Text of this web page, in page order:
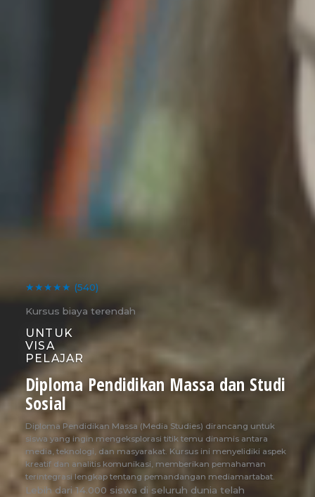
★★★★★ (540)
Kursus biaya terendah
UNTUK
VISA
PELAJAR
Diploma Pendidikan Massa dan Studi
Sosial
Diploma Pendidikan Massa (Media Studies) dirancang untuk
siswa yang ingin mengeksplorasi titik temu dinamis antara
media, teknologi, dan masyarakat. Kursus ini menyelidiki aspek
kreatif dan analitis komunikasi, memberikan pemahaman
terintegrasi lengkap tentang pemandangan mediamartabat.
Lebih dari 14.000 siswa di seluruh dunia telah